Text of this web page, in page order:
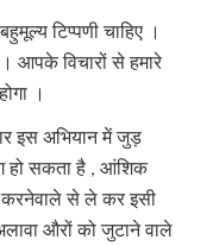
टिप्पणी चाहिए ।
आपके विचारों से हमारे
।
इस अभियान में जुड़
हो सकता है , आंशिक
करनेवाले से ले कर इसी
औरों को जुटाने वाले